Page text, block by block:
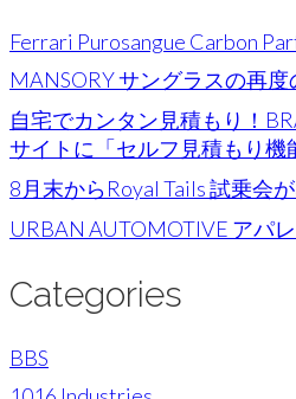
Ferrari Purosangue Carbon
MANSORY サングラスの再度
自宅でカンタン見積もり！
サイトに「セルフ見積もり機
8月末からRoyal Tails 試乗会
URBAN AUTOMOTIVE アパ
Categories
BBS